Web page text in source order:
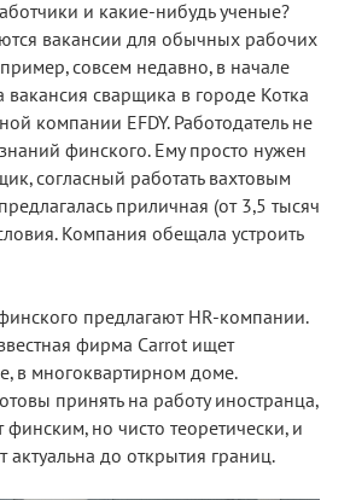
и какие-нибудь ученые?
вакансии для обычных рабочих
совсем недавно, в начале
вакансия сварщика в городе Котка
компании EFDY. Работодатель не
финского. Ему просто нужен
согласный работать вахтовым
приличная (от 3,5 тысяч
Компания обещала устроить
предлагают HR-компании.
фирма Carrot ищет
в многоквартирном доме.
принять на работу иностранца,
но чисто теоретически, и
актуальна до открытия границ.